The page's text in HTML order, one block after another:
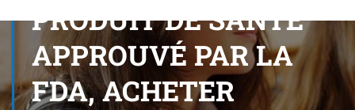
PRODUIT DE SANTÉ
APPROUVÉ PAR LA
FDA, ACHETER